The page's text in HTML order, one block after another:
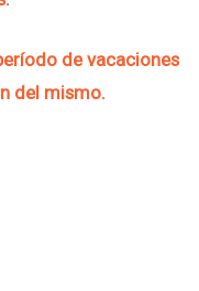
de vacaciones
del mismo.